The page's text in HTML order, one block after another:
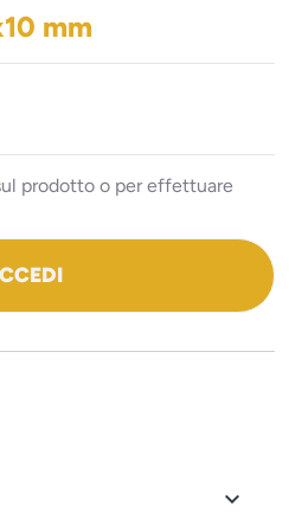
mm
prodotto o per effettuare
